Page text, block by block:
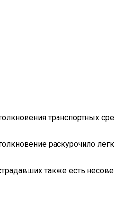
транспортных
раскурочило
также есть